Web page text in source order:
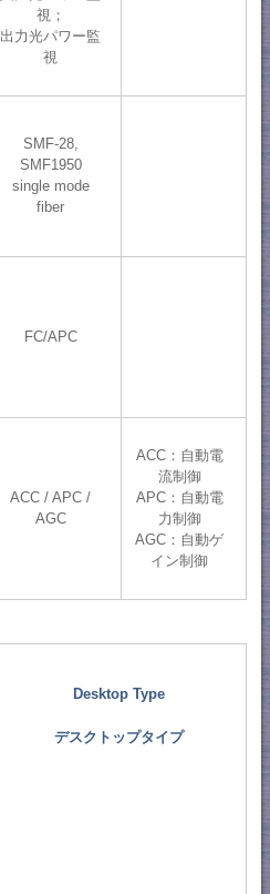
視；
出力光パワー監
視
SMF-28,
SMF1950
single mode
fiber
FC/APC
ACC / APC /
AGC
ACC：自動電
流制御
APC：自動電
力制御
AGC：自動ゲ
イン制御
Desktop Type
デスクトップタイプ